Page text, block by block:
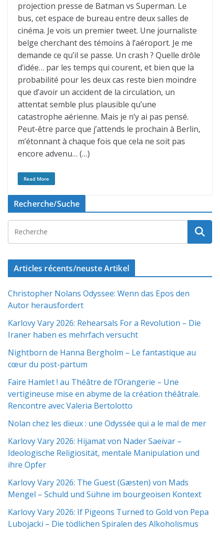
projection presse de Batman vs Superman. Le
bus, cet espace de bureau entre deux salles de
cinéma. Je vois un premier tweet. Une journaliste
belge cherchant des témoins à l’aéroport. Je me
demande ce qu’il se passe. Un crash ? Quelle drôle
d’idée… par les temps qui courent, et bien que la
probabilité pour les deux cas reste bien moindre
que d’avoir un accident de la circulation, un
attentat semble plus plausible qu’une
catastrophe aérienne. Mais je n’y ai pas pensé.
Peut-être parce que j’attends le prochain à Berlin,
m’étonnant à chaque fois que cela ne soit pas
encore advenu… (…)
Read More
Recherche/Suche
Articles récents/neuste Artikel
Christopher Nolans Odyssee: Wenn das Epos den
Autor herausfordert
Karlovy Vary 2026: Rehearsals For a Revolution – Die
Iraner haben es mehrfach versucht
Nightborn de Hanna Bergholm – Le fantastique au
cœur du post-partum
Faire Hamlet ! au Théâtre de l’Orangerie – Une
vertigineuse mise en abyme de la création théâtrale.
Rencontre avec Valeria Bertolotto
Nolan chez les dieux : une Odyssée qui a le mal de mer
Karlovy Vary 2026: Hijamat von Nader Saeivar​​ –
Ideologische Religiosität, mentale Manipulation und
ihre Opfer
Karlovy Vary 2026: The Guest (Gæsten) von Mads
Mengel – Schuld und Sühne im bourgeoisen Kontext
Karlovy Vary 2026: If Pigeons Turned to Gold von Pepa
Lubojacki – Die tödlichen Spiralen des Alkoholismus